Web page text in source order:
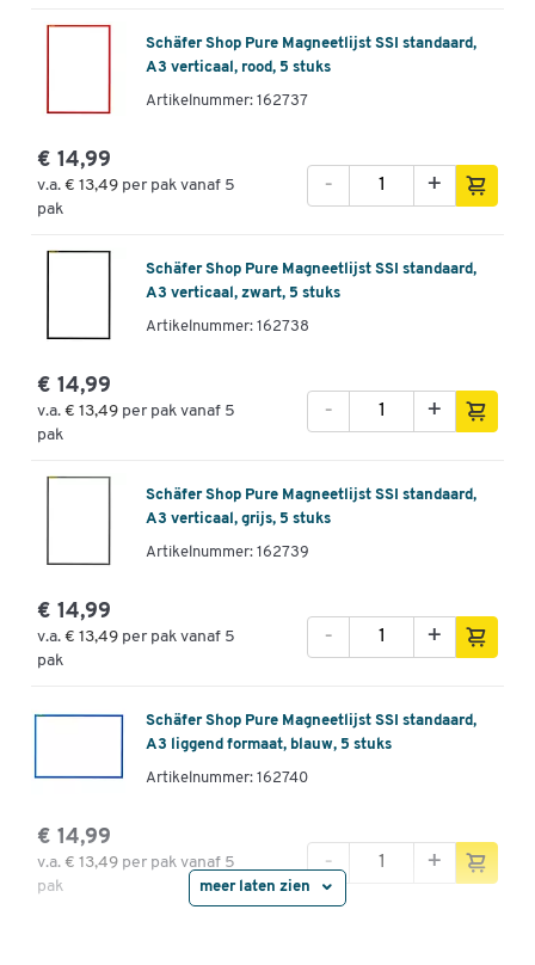
Schäfer Shop Pure Magneetlijst SSI standaard,
A3 verticaal, rood, 5 stuks
Artikelnummer: 162737
€ 14,99
v.a. € 13,49 per pak vanaf 5
pak
+
-
Schäfer Shop Pure Magneetlijst SSI standaard,
A3 verticaal, zwart, 5 stuks
Artikelnummer: 162738
€ 14,99
v.a. € 13,49 per pak vanaf 5
pak
+
-
Schäfer Shop Pure Magneetlijst SSI standaard,
A3 verticaal, grijs, 5 stuks
Artikelnummer: 162739
€ 14,99
v.a. € 13,49 per pak vanaf 5
pak
+
-
Schäfer Shop Pure Magneetlijst SSI standaard,
A3 liggend formaat, blauw, 5 stuks
Artikelnummer: 162740
€ 14,99
v.a. € 13,49 per pak vanaf 5
pak
+
-
meer laten zien